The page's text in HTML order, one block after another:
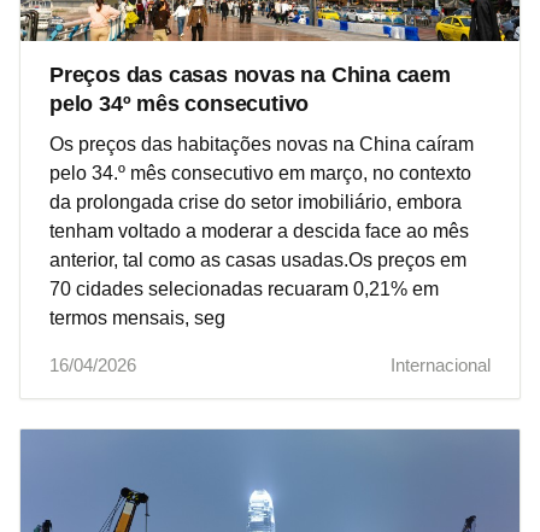
Preços das casas novas na China caem
pelo 34º mês consecutivo
Os preços das habitações novas na China caíram
pelo 34.º mês consecutivo em março, no contexto
da prolongada crise do setor imobiliário, embora
tenham voltado a moderar a descida face ao mês
anterior, tal como as casas usadas.Os preços em
70 cidades selecionadas recuaram 0,21% em
termos mensais, seg
16/04/2026 Internacional